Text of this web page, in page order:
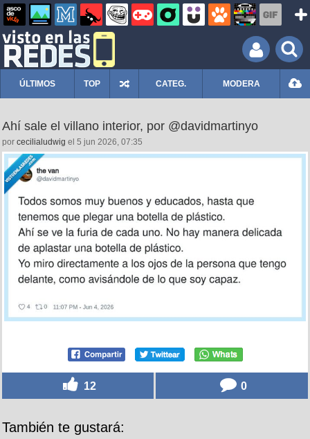
ÚLTIMOS TOP CATEG. MODERA
Ahí sale el villano interior, por @davidmartinyo
por cecilialudwig el 5 jun 2026, 07:35
12 0
También te gustará: